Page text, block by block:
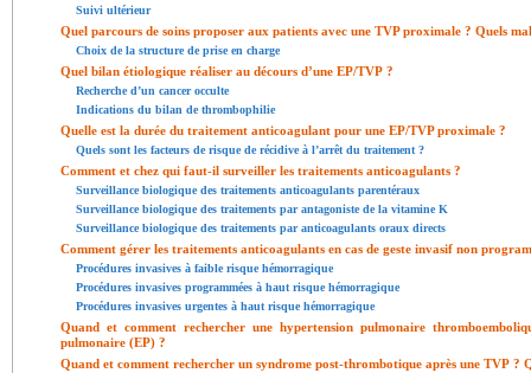
Suivi ultérieur
Quel parcours de soins proposer aux patients avec une TVP proximale ? Quels
Choix de la structure de prise en charge
Quel bilan étiologique réaliser au décours d’une EP/TVP ?
Recherche d’un cancer occulte
Indications du bilan de thrombophilie
Quelle est la durée du traitement anticoagulant pour une EP/TVP proximale ?
Quels sont les facteurs de risque de récidive à l’arrêt du traitement ?
Comment et chez qui faut-il surveiller les traitements anticoagulants ?
Surveillance biologique des traitements anticoagulants parentéraux
Surveillance biologique des traitements par antagoniste de la vitamine K
Surveillance biologique des traitements par anticoagulants oraux directs
Comment gérer les traitements anticoagulants en cas de geste invasif non
Procédures invasives à faible risque hémorragique
Procédures invasives programmées à haut risque hémorragique
Procédures invasives urgentes à haut risque hémorragique
Quand et comment rechercher une hypertension pulmonaire
pulmonaire (EP) ?
Quand et comment rechercher un syndrome post-thrombotique après une TVP ?